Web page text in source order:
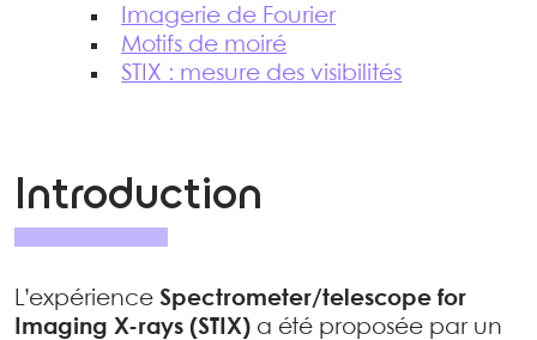
Imagerie de Fourier
Motifs de moiré
STIX : mesure des visibilités
Introduction
L’expérience Spectrometer/telescope for
Imaging X-rays (STIX) a été proposée par un